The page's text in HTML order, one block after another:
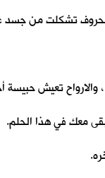
تشكلت من جسد
والارواح تعيش حبيسة
معكِ في هذا الحلم.